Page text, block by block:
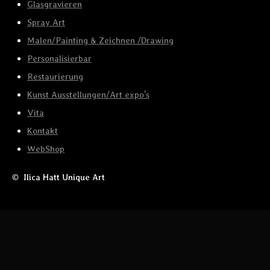
Glasgravieren
Spray Art
Malen/Painting & Zeichnen /Drawing
Personalisierbar
Restaurierung
Kunst Ausstellungen/Art expo's
Vita
Kontakt
WebShop
© Ilica Hatt Unique Art